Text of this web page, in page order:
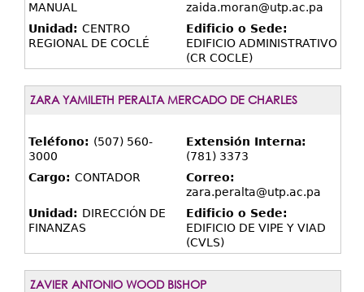
MANUAL
zaida.moran@utp.ac.pa
Unidad: CENTRO
REGIONAL DE COCLÉ
Edificio o Sede:
EDIFICIO ADMINISTRATIVO
(CR COCLE)
ZARA YAMILETH PERALTA MERCADO DE CHARLES
Teléfono: (507) 560-
3000
Extensión Interna:
(781) 3373
Cargo: CONTADOR
Correo:
zara.peralta@utp.ac.pa
Unidad: DIRECCIÓN DE
FINANZAS
Edificio o Sede:
EDIFICIO DE VIPE Y VIAD
(CVLS)
ZAVIER ANTONIO WOOD BISHOP